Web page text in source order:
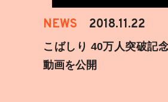
NEWS 2018.11.22
こばしり 40万人突破記
動画を公開